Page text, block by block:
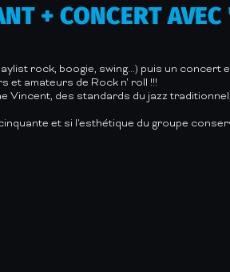
+ CONCERT
rock, boogie, swing...) puis un
et amateurs de Rock n' roll !!!
des standards du jazz
et si l'esthétique du groupe